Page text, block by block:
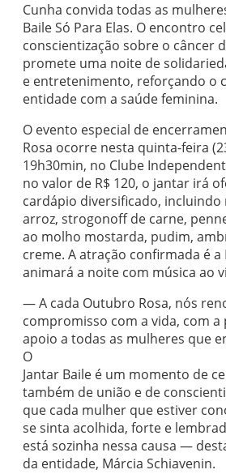
Cunha convida todas as
Baile Só Para Elas. O encontro
conscientização sobre o câncer
promete uma noite de
e entretenimento, reforçando o
entidade com a saúde feminina.
O evento especial de
Rosa ocorre nesta quinta-feira
19h30min, no Clube
no valor de R$ 120, o jantar irá
cardápio diversificado, incluindo
arroz, strogonoff de carne,
ao molho mostarda, pudim,
creme. A atração confirmada é a
animará a noite com música ao
— A cada Outubro Rosa, nós
compromisso com a vida, com a
apoio a todas as mulheres que
O
Jantar Baile é um momento de
também de união e de
que cada mulher que estiver
se sinta acolhida, forte e
está sozinha nessa causa —
da entidade, Márcia Schiavenin.